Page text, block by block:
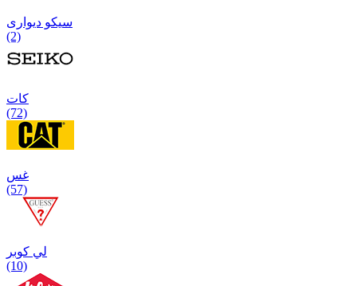
سیکو دیواری
(2)
كات
(72)
غس
(57)
لي كوبر
(10)